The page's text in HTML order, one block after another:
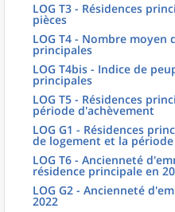
LOG T3 - Résidences
pièces
LOG T4 - Nombre moyen
principales
LOG T4bis - Indice de
principales
LOG T5 - Résidences
période d'achèvement
LOG G1 - Résidences
de logement et la
LOG T6 - Ancienneté
résidence principale en
LOG G2 - Ancienneté
2022